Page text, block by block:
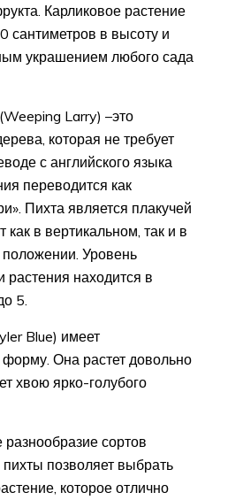
Карликовое растение
сантиметров в высоту и
украшением любого сада
Larry) –это
которая не требует
с английского языка
переводится как
Пихта является плакучей
как в вертикальном, так и в
положении. Уровень
растения находится в
5.
Blue) имеет
Она растет довольно
хвою ярко-голубого
сортов
позволяет выбрать
которое отлично